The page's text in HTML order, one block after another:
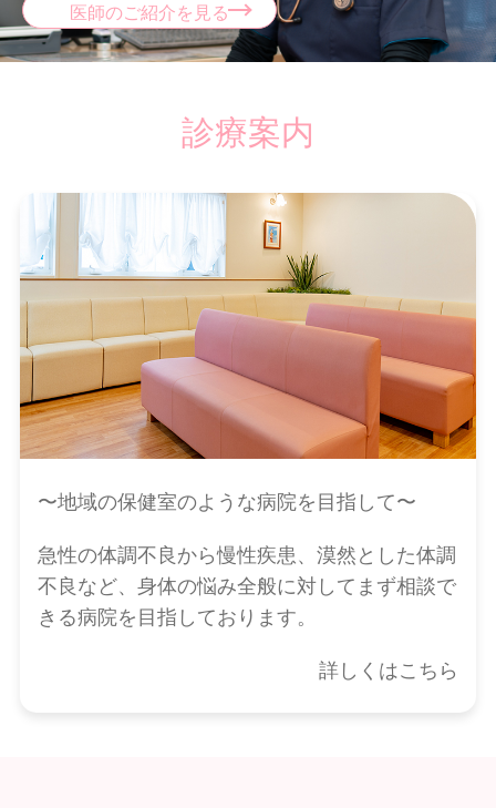
医師のご紹介を見る
診療案内
〜地域の保健室のような病院を目指して〜
急性の体調不良から慢性疾患、漠然とした体調
不良など、身体の悩み全般に対してまず相談で
きる病院を目指しております。
詳しくはこちら